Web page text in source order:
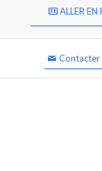
ALLER EN
Contacter